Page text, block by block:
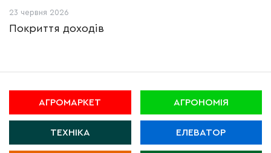
23 червня 2026
Покриття доходів
АГРОМАРКЕТ АГРОНОМІЯ
ТЕХНІКА ЕЛЕВАТОР